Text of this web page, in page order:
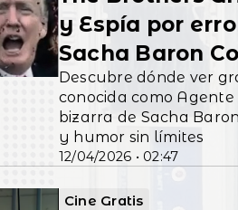
12/04/2026 • 02:47
y Espía por
Sacha Baron
Descubre dónde ver
conocida como
bizarra de Sacha
y humor sin límites
Cine Gratis